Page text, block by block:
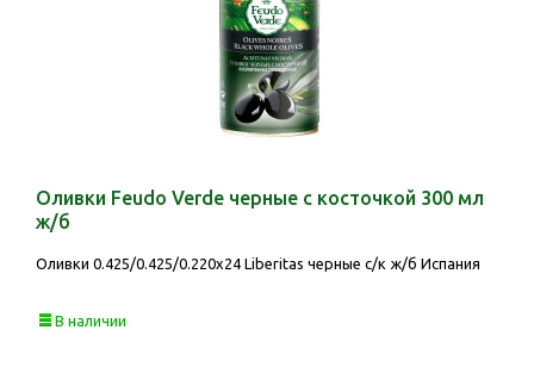
Оливки Feudo Verde черные с косточкой 300 мл
ж/б
Оливки 0.425/0.425/0.220х24 Liberitas черные с/к ж/б Испания
В наличии